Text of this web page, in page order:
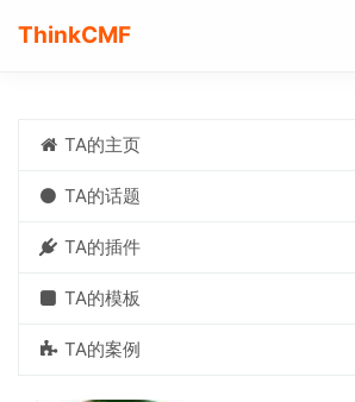
ThinkCMF
TA的主页
TA的话题
TA的插件
TA的模板
TA的案例